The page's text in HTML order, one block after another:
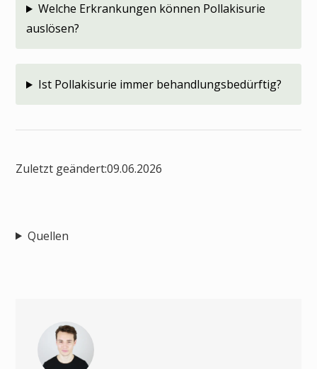
Welche Erkrankungen können Pollakisurie
auslösen?
Ist Pollakisurie immer behandlungsbedürftig?
Zuletzt geändert:09.06.2026
Quellen